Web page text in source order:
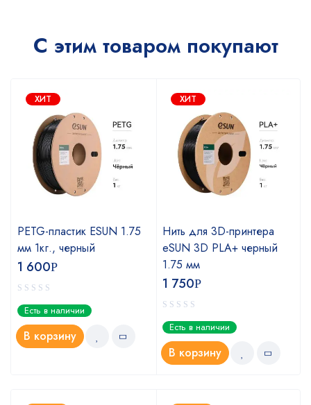
С этим товаром покупают
ХИТ
PETG-пластик ESUN 1.75
мм 1кг., черный
1 600Р
Есть в наличии
В корзину
ХИТ
Нить для 3D-принтера
eSUN 3D PLA+ черный
1.75 мм
1 750Р
Есть в наличии
В корзину